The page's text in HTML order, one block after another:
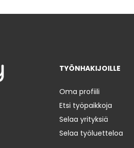
TYÖNHAKIJOILLE
Oma profiili
Etsi työpaikkoja
Selaa yrityksiä
Selaa työluetteloa